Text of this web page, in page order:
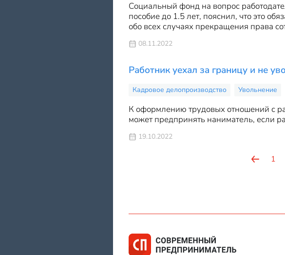
Социальный фонд на вопрос
пособие до 1.5 лет, пояснил, что это
обо всех случаях прекращения права
08.11.2022
Работник уехал за границу и не
Кадровое делопроизводство Увольнение
К оформлению трудовых отношений с
может предпринять наниматель, если
19.10.2022
1